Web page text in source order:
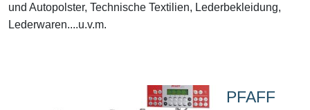
und Autopolster, Technische Textilien, Lederbekleidung,
Lederwaren....u.v.m.
PFAFF